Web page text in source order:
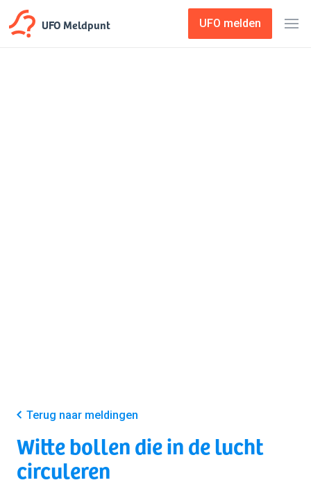
UFO Meldpunt UFO melden
Terug naar meldingen
Witte bollen die in de lucht
circuleren